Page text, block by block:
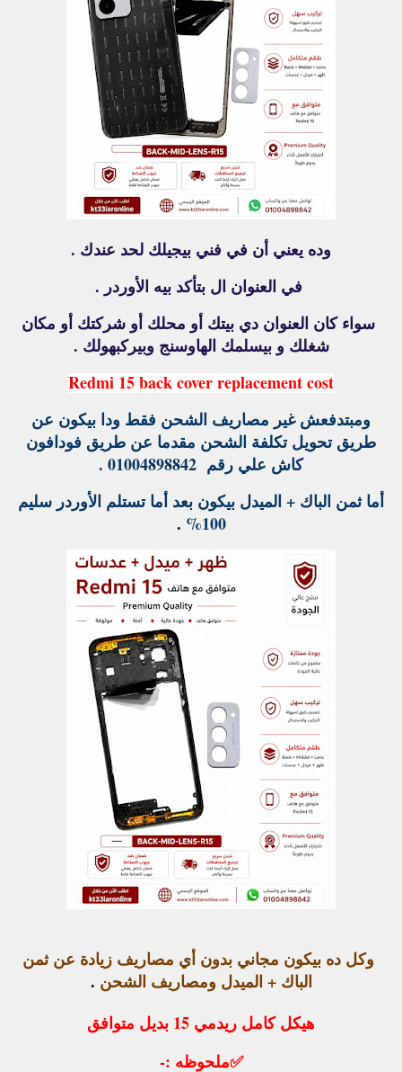
وده يعني أن في فني بيجيلك لحد عندك .
في العنوان ال بتأكد بيه الأوردر .
سواء كان العنوان دي بيتك أو محلك أو شركتك أو مكان
شغلك وبيسلمك الهاوسنج وبيركبهولك .
Redmi 15 back cover replacement cost
ومبتدفعش غير مصاريف الشحن فقط ودا بيكون عن
طريق تحويل تكلفة الشحن مقدما عن طريق فودافون
كاش علي رقم 01004898842 .
أما ثمن الباك + الميدل بيكون بعد أما تستلم الأوردر سليم
100%
.
وكل ده بيكون مجاني بدون أي مصاريف زيادة عن ثمن
الباك + الميدل ومصاريف الشحن .
هيكل كامل ريدمي 15 بديل متوافق
✅ملحوظه :-